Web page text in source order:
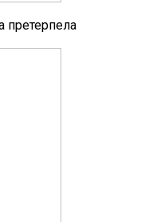
претерпела